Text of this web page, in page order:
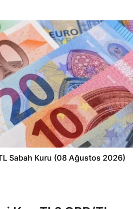
Sabah Kuru (08 Ağustos 2026)